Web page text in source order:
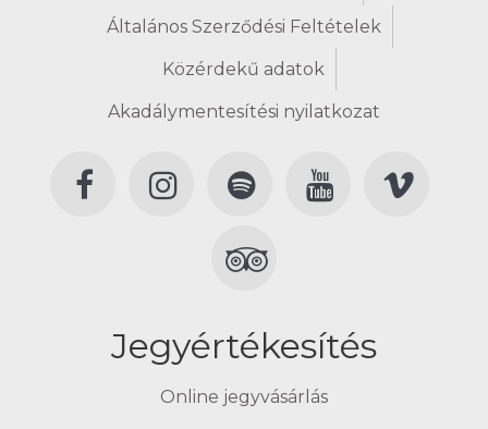
Általános Szerződési Feltételek
Közérdekű adatok
Akadálymentesítési nyilatkozat
Jegyértékesítés
Online jegyvásárlás